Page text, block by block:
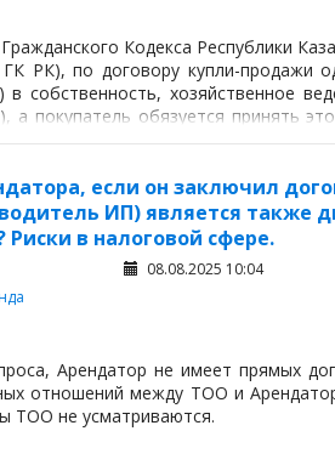
Кодекса Республики
РК), по договору купли-продажи
собственность, хозяйственное
а покупатель обязуется принять
сумму (цену).
если он заключил
ИП) является также
в налоговой сфере.
08.08.2025 10:04
Арендатор не имеет прямых
отношений между ТОО и
ТОО не усматриваются.